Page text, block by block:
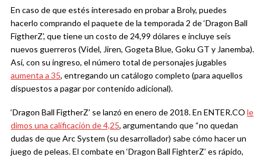
En caso de que estés interesado en probar a Broly, puedes
hacerlo comprando el paquete de la temporada 2 de ‘Dragon Ball
FigtherZ’, que tiene un costo de 24,99 dólares e incluye seis
nuevos guerreros (Videl, Jiren, Gogeta Blue, Goku GT y Janemba).
Así, con su ingreso, el número total de personajes jugables
aumenta a 35, entregando un catálogo completo (para aquellos
dispuestos a pagar por contenido adicional).
‘Dragon Ball FigtherZ’ se lanzó en enero de 2018. En ENTER.CO le
dimos una calificación de 4,25, argumentando que “no quedan
dudas de que Arc System (su desarrollador) sabe cómo hacer un
juego de peleas. El combate en ‘Dragon Ball FighterZ’ es rápido,